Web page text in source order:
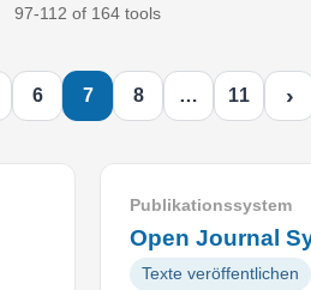
97-112 of 164 tools
6 7 8 … 11 ›
Publikationssystem
Open Journal
Texte veröffentlichen